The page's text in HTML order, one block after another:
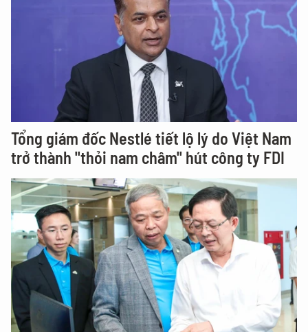
Tổng giám đốc Nestlé tiết lộ lý do Việt Nam
trở thành "thỏi nam châm" hút công ty FDI